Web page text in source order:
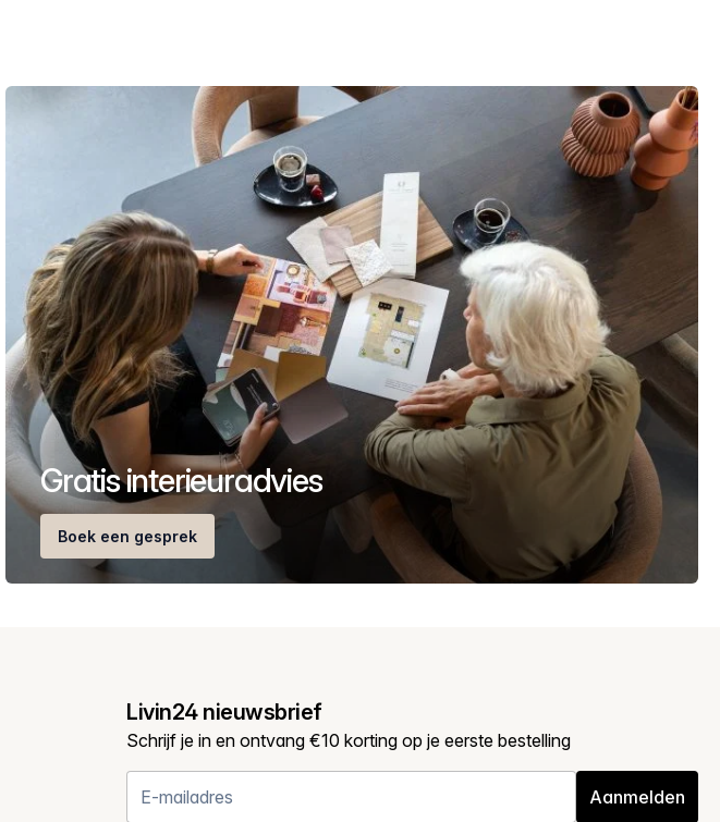
Gratis interieuradvies
Boek een gesprek
Livin24 nieuwsbrief
Schrijf je in en ontvang €10 korting op je eerste bestelling
Aanmelden